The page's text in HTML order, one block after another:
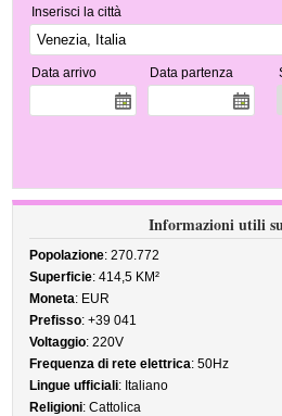
Inserisci la città
Data arrivo Data partenza
Informazioni utili
Popolazione: 270.772
Superficie: 414,5 KM²
Moneta: EUR
Prefisso: +39 041
Voltaggio: 220V
Frequenza di rete elettrica: 50Hz
Lingue ufficiali: Italiano
Religioni: Cattolica